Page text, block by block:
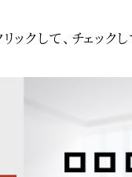
クして、チェックし